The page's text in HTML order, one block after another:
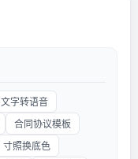
文字转语音
合同协议模板
寸照换底色